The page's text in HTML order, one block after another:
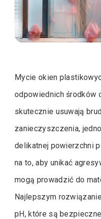
Mycie okien
odpowiednich środków
skutecznie usuwają
zanieczyszczenia,
delikatnej powierzchni
na to, aby unikać
mogą prowadzić do
Najlepszym
pH, które są